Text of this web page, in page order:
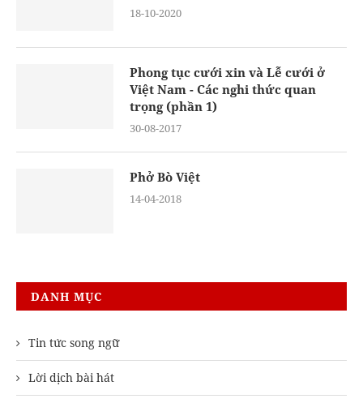
18-10-2020
Phong tục cưới xin và Lễ cưới ở
Việt Nam - Các nghi thức quan
trọng (phần 1)
30-08-2017
Phở Bò Việt
14-04-2018
DANH MỤC
Tin tức song ngữ
Lời dịch bài hát